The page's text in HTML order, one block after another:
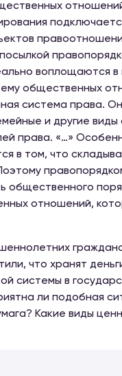
воплощаются в
общественных
система права.
и другие
права. «…»
в том, что
общественного
отношений,
что хранят
системы в
ли подобная
Какие виды